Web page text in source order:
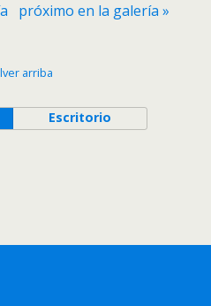
próximo en la galería »
arriba
Escritorio